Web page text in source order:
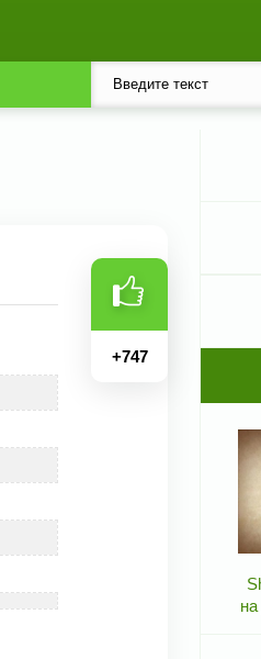
+747